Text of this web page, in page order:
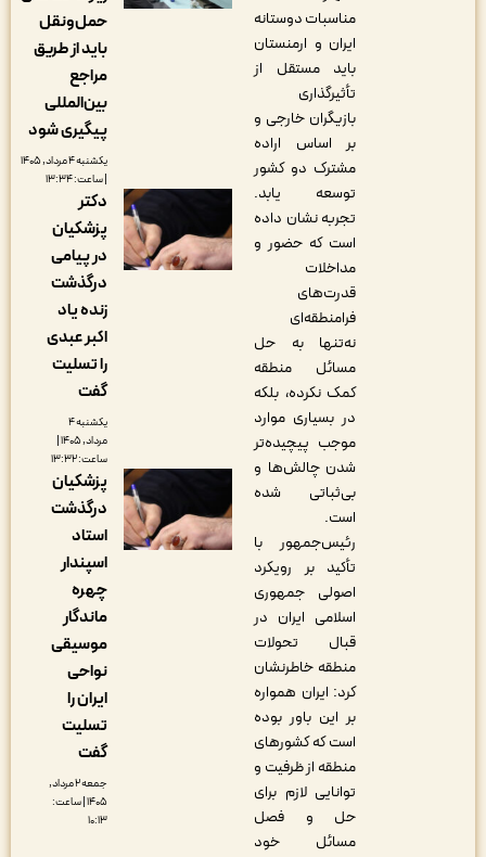
مناسبات دوستانه
ایران و ارمنستان
باید مستقل از
تأثیرگذاری
بازیگران خارجی و
بر اساس اراده
مشترک دو کشور
توسعه یابد.
تجربه نشان داده
است که حضور و
مداخلات
قدرت‌های
فرامنطقه‌ای
نه‌تنها به حل
مسائل منطقه
کمک نکرده، بلکه
در بسیاری موارد
موجب پیچیده‌تر
شدن چالش‌ها و
بی‌ثباتی شده
رئیس‌جمهور با
تأکید بر رویکرد
اصولی جمهوری
اسلامی ایران در
قبال تحولات
منطقه خاطرنشان
کرد: ایران همواره
بر این باور بوده
است که کشورهای
منطقه از ظرفیت و
توانایی لازم برای
حل و فصل
مسائل خود
حمل‌ونقل
باید از طریق
بین‌المللی
پیگیری شود
یکشنبه ۴ مرداد, ۱۴۰۵
دکتر
پزشکیان
در پیامی
درگذشت
زنده یاد
اکبر عبدی
را تسلیت
مرداد, ۱۴۰۵ |
پزشکیان
درگذشت
استاد
موسیقی
جمعه ۲ مرداد,
۱۴۰۵ | ساعت: